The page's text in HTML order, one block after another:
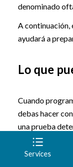
denominado
A continuación,
ayudará a
Lo que
Cuando
debas hacer
una prueba
siguiente:
Los síntomas,
Services